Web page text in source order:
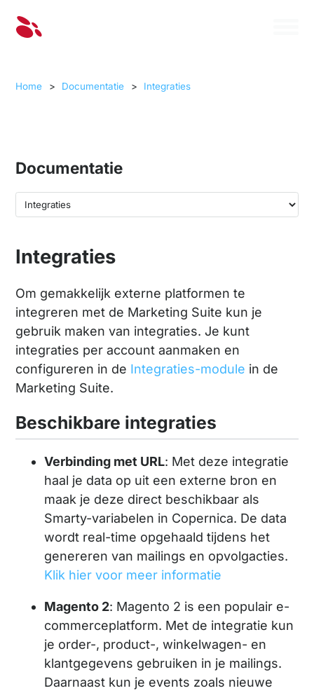
Home > Documentatie > Integraties
Documentatie
Integraties
Om gemakkelijk externe platformen te
integreren met de Marketing Suite kun je
gebruik maken van integraties. Je kunt
integraties per account aanmaken en
configureren in de Integraties-module in de
Marketing Suite.
Beschikbare integraties
Verbinding met URL: Met deze integratie
haal je data op uit een externe bron en
maak je deze direct beschikbaar als
Smarty-variabelen in Copernica. De data
wordt real-time opgehaald tijdens het
genereren van mailings en opvolgacties.
Klik hier voor meer informatie
Magento 2: Magento 2 is een populair e-
commerceplatform. Met de integratie kun
je order-, product-, winkelwagen- en
klantgegevens gebruiken in je mailings.
Daarnaast kun je events zoals nieuwe